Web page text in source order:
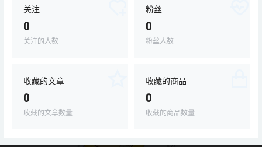
关注
0
关注的人数
粉丝
0
粉丝人数
收藏的文章
0
收藏的文章数量
收藏的商品
0
收藏的商品数量